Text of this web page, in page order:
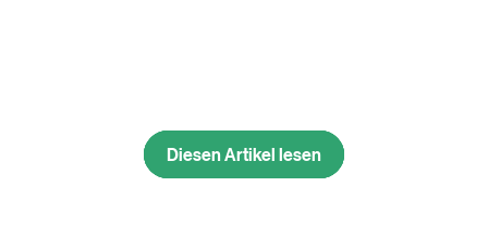
Diesen Artikel lesen
Diesen Artikel lesen